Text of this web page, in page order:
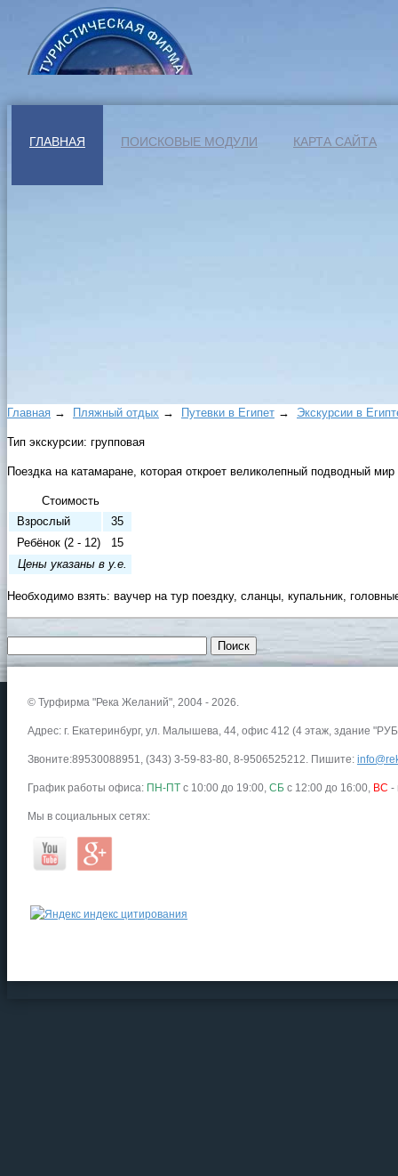
ГЛАВНАЯ ПОИСКОВЫЕ МОДУЛИ КАРТА САЙТА
Главная → Пляжный отдых → Путевки в Египет → Экскурсии в
Тип экскурсии: групповая
Поездка на катамаране, которая откроет великолепный подводный
Стоимость
Взрослый
35
Ребёнок (2 - 12)
15
Цены указаны в у.е.
Необходимо взять: ваучер на тур поездку, сланцы, купальник,
© Турфирма "Река Желаний", 2004 - 2026.
Адрес: г. Екатеринбург, ул. Малышева, 44, офис 412 (4 этаж, здание
Звоните:89530088951, (343) 3-59-83-80, 8-9506525212. Пишите:
График работы офиса: ПН-ПТ с 10:00 до 19:00, СБ с 12:00 до 16:00, ВС -
Мы в социальных сетях: